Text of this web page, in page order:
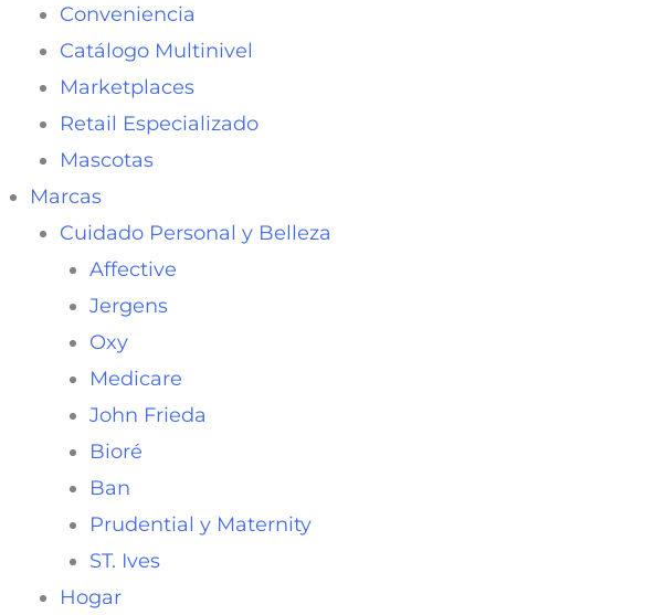
Conveniencia
Catálogo Multinivel
Marketplaces
Retail Especializado
Mascotas
Marcas
Cuidado Personal y Belleza
Affective
Jergens
Oxy
Medicare
John Frieda
Bioré
Ban
Prudential y Maternity
ST. Ives
Hogar